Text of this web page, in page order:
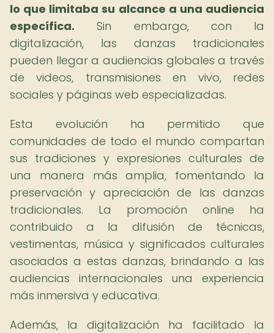
lo que limitaba su alcance a una audiencia
específica. Sin embargo, con la
digitalización, las danzas tradicionales
pueden llegar a audiencias globales a través
de videos, transmisiones en vivo, redes
sociales y páginas web especializadas.
Esta evolución ha permitido que
comunidades de todo el mundo compartan
sus tradiciones y expresiones culturales de
una manera más amplia, fomentando la
preservación y apreciación de las danzas
tradicionales. La promoción online ha
contribuido a la difusión de técnicas,
vestimentas, música y significados culturales
asociados a estas danzas, brindando a las
audiencias internacionales una experiencia
más inmersiva y educativa.
Además, la digitalización ha facilitado la